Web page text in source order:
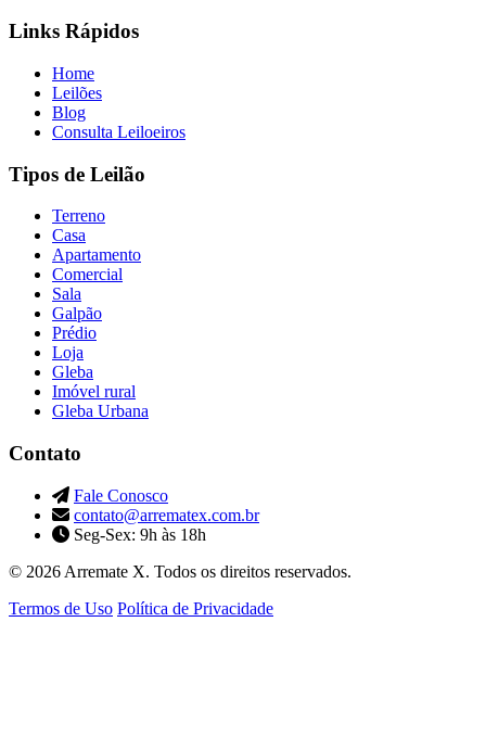
Links Rápidos
Home
Leilões
Blog
Consulta Leiloeiros
Tipos de Leilão
Terreno
Casa
Apartamento
Comercial
Sala
Galpão
Prédio
Loja
Gleba
Imóvel rural
Gleba Urbana
Contato
Fale Conosco
contato@arrematex.com.br
Seg-Sex: 9h às 18h
© 2026 Arremate X. Todos os direitos reservados.
Termos de Uso Política de Privacidade